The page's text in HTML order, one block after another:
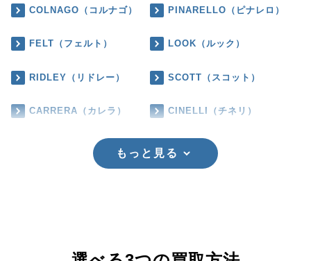
COLNAGO（コルナゴ） PINARELLO（ピナレロ）
FELT（フェルト） LOOK（ルック）
RIDLEY（リドレー） SCOTT（スコット）
CARRERA（カレラ） CINELLI（チネリ）
もっと見る